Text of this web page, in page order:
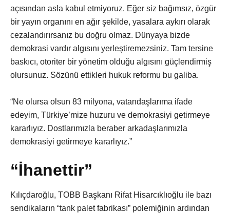
açısından asla kabul etmiyoruz. Eğer siz bağımsız, özgür
bir yayın organını en ağır şekilde, yasalara aykırı olarak
cezalandırırsanız bu doğru olmaz. Dünyaya bizde
demokrasi vardır algısını yerleştiremezsiniz. Tam tersine
baskıcı, otoriter bir yönetim olduğu algısını güçlendirmiş
olursunuz. Sözünü ettikleri hukuk reformu bu galiba.
“Ne olursa olsun 83 milyona, vatandaşlarıma ifade
edeyim, Türkiye’mize huzuru ve demokrasiyi getirmeye
kararlıyız. Dostlarımızla beraber arkadaşlarımızla
demokrasiyi getirmeye kararlıyız.”
“İhanettir”
Kılıçdaroğlu, TOBB Başkanı Rifat Hisarcıklıoğlu ile bazı
sendikaların “tank palet fabrikası” polemiğinin ardından